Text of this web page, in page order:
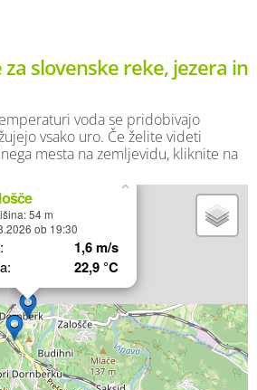
slovenske reke, jezera in
voda se pridobivajo
vsako uro. Če želite videti
mesta na zemljevidu, kliknite na
54 m
ob 19:30
1,6 m/s
22,9 °C
×